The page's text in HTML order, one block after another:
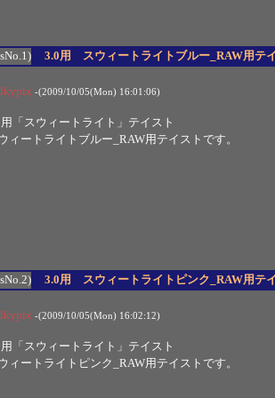
3.0用 スウィートライトブルー_RAW用テ
-(2009/10/05(Mon) 16:01:06)
「スウィートライト」テイスト
ィートライトブルー_RAW用テイストです。
3.0用 スウィートライトピンク_RAW用テ
-(2009/10/05(Mon) 16:02:12)
「スウィートライト」テイスト
ィートライトピンク_RAW用テイストです。